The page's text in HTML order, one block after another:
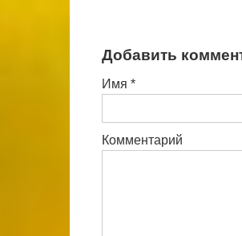
Добавить
Имя *
Комментарий